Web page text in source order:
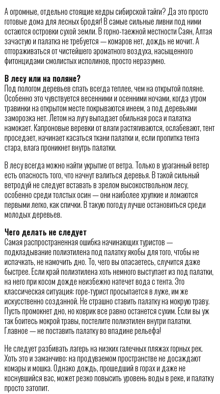
А огромные, отдельно стоящие кедры сибирской тайги? Да это просто
готовые дома для лесных бродяг! В самые сильные ливни под ними
остаются островки сухой земли. В горно-таежной местности Саян, Алтая
зачастую и палатка не требуется — комаров нет, дождь не мочит. А
отгораживаться от чистейшего ароматного воздуха, насыщенного
фитонцидами смолистых исполинов, просто неразумно.
В лесу или на поляне?
Под пологом деревьев спать всегда теплее, чем на открытой поляне.
Особенно это чувствуется весенними и осенними ночами, когда утром
травинки на открытом месте покрываются инеем, а под деревьями
заморозка нет. Летом на лугу выпадает обильная роса и палатка
намокает. Капроновые веревки от влаги растягиваются, ослабевают, тент
проседает, начинает касаться ткани палатки и, если пропитка тента
стара, влага проникнет внутрь палатки.
В лесу всегда можно найти укрытие от ветра. Только в ураганный ветер
есть опасность того, что начнут валиться деревья. В такой сильный
ветродуй не следует вставать в зрелом высокоствольном лесу,
особенно среди толстых осин — они наиболее хрупкие и ломаются
первыми легко, как спички. В такую погоду лучше остановиться среди
молодых деревьев.
Чего делать не следует
Самая распространенная ошибка начинающих туристов —
подкладывание полиэтилена под палатку якобы для того, чтобы не
испачкать, не намочить дно. То, чего вы опасаетесь, случится даже
быстрее. Если край полиэтилена хоть немного выступает из под палатки,
на него при косом дожде неизбежно натечет вода с тента. Это
классическая ситуация: горе-турист просыпается в луже, им же
искусственно созданной. Не страшно ставить палатку на мокрую траву.
Пусть промокнет дно, но коврик все равно останется сухим. Если вы уж
так боитесь мокрой травы, постелите полиэтилен внутри палатки.
Главное — не поставить палатку во впадине рельефа!
Не следует разбивать лагерь на низких галечных пляжах горных рек.
Хоть это и заманчиво: на продуваемом пространстве не досаждают
комары и мошка. Однако дождь, прошедший в горах и даже не
коснувшийся вас, может резко повысить уровень воды в реке, и палатку
просто затопит.